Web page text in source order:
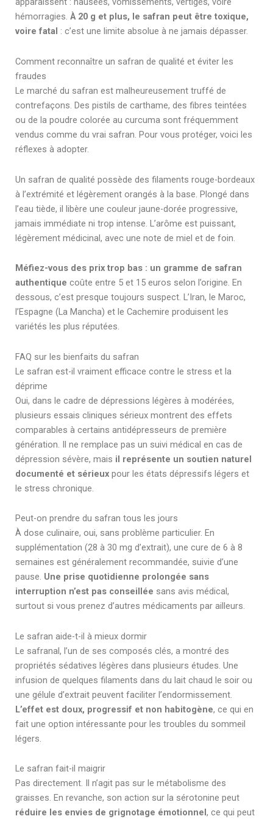
hémorragies. À 20 g et plus, le safran peut être toxique,
voire fatal : c’est une limite absolue à ne jamais dépasser.
Comment reconnaître un safran de qualité et éviter les
fraudes
Le marché du safran est malheureusement truffé de
contrefaçons. Des pistils de carthame, des fibres teintées
ou de la poudre colorée au curcuma sont fréquemment
vendus comme du vrai safran. Pour vous protéger, voici les
réflexes à adopter.
Un safran de qualité possède des filaments rouge-bordeaux
à l’extrémité et légèrement orangés à la base. Plongé dans
l’eau tiède, il libère une couleur jaune-dorée progressive,
jamais immédiate ni trop intense. L’arôme est puissant,
légèrement médicinal, avec une note de miel et de foin.
Méfiez-vous des prix trop bas : un gramme de safran
authentique coûte entre 5 et 15 euros selon l’origine. En
dessous, c’est presque toujours suspect. L’Iran, le Maroc,
l’Espagne (La Mancha) et le Cachemire produisent les
variétés les plus réputées.
FAQ sur les bienfaits du safran
Le safran est-il vraiment efficace contre le stress et la
déprime
Oui, dans le cadre de dépressions légères à modérées,
plusieurs essais cliniques sérieux montrent des effets
comparables à certains antidépresseurs de première
génération. Il ne remplace pas un suivi médical en cas de
dépression sévère, mais il représente un soutien naturel
documenté et sérieuxpour les états dépressifs légers et
le stress chronique.
Peut-on prendre du safran tous les jours
À dose culinaire, oui, sans problème particulier. En
supplémentation (28 à 30 mg d’extrait), une cure de 6 à 8
semaines est généralement recommandée, suivie d’une
pause. Une prise quotidienne prolongée sans
interruption n’est pas conseillée sans avis médical,
surtout si vous prenez d’autres médicaments par ailleurs.
Le safran aide-t-il à mieux dormir
Le safranal, l’un de ses composés clés, a montré des
propriétés sédatives légères dans plusieurs études. Une
infusion de quelques filaments dans du lait chaud le soir ou
une gélule d’extrait peuvent faciliter l’endormissement.
L’effet est doux, progressif et non habitogène, ce qui en
fait une option intéressante pour les troubles du sommeil
légers.
Le safran fait-il maigrir
Pas directement. Il n’agit pas sur le métabolisme des
graisses. En revanche, son action sur la sérotonine peut
réduire les envies de grignotage émotionnel, ce qui peut